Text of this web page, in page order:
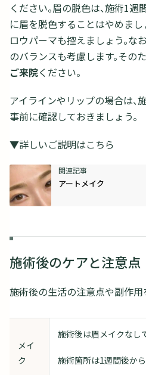
ください。眉の脱色は、施術1
に眉を脱色することはやめまし
ロウパーマも控えましょう。な
のバランスも考慮します。そのた
ご来院ください。
アイラインやリップの場合は、
事前に確認しておきましょう。
▼詳しいご説明はこちら
アートメイク
施術後のケアと注意点
施術後の生活の注意点や副作用
メイ
ク
施術後は眉メイクなし
施術箇所は1週間後か